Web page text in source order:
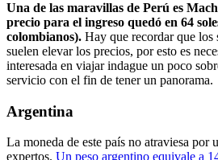
Una de las maravillas de Perú es
precio para el ingreso quedó en 64
colombianos). Hay que recordar que los
suelen elevar los precios, por esto es
interesada en viajar indague un poco
servicio con el fin de tener un panorama.
Argentina
La moneda de este país no atraviesa por
expertos. Un peso argentino equivale a